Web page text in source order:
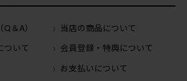
＆A）
当店の商品について
ついて
会員登録・特典について
お支払いについて